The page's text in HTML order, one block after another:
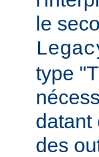
le
type
datant
des